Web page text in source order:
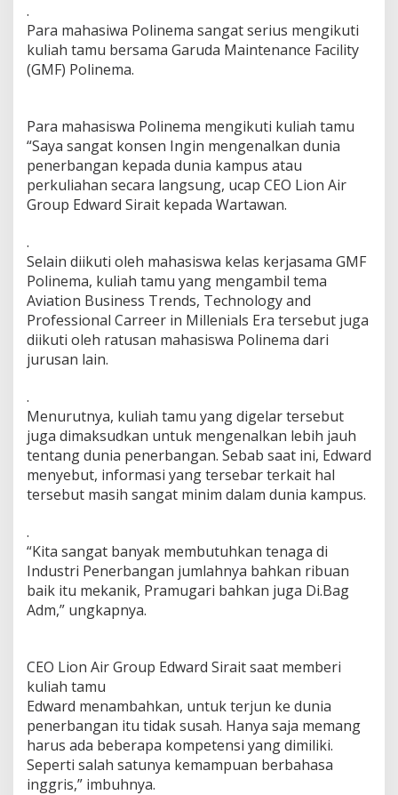
P
o
m
a
T
a
n
d
a
g
a
n
i
a
s
a
m
a
D
g
a
n
L
i
i
G
r
u
p
.
Para mahasiwa Polinema sangat serius mengikuti
kuliah tamu bersama Garuda Maintenance Facility
(GMF) Polinema.
Para mahasiswa Polinema mengikuti kuliah tamu
“Saya sangat konsen Ingin mengenalkan dunia
penerbangan kepada dunia kampus atau
perkuliahan secara langsung, ucap CEO Lion Air
Group Edward Sirait kepada Wartawan.
.
Selain diikuti oleh mahasiswa kelas kerjasama GMF
Polinema, kuliah tamu yang mengambil tema
Aviation Business Trends, Technology and
Professional Carreer in Millenials Era tersebut juga
diikuti oleh ratusan mahasiswa Polinema dari
jurusan lain.
.
Menurutnya, kuliah tamu yang digelar tersebut
juga dimaksudkan untuk mengenalkan lebih jauh
tentang dunia penerbangan. Sebab saat ini, Edward
menyebut, informasi yang tersebar terkait hal
tersebut masih sangat minim dalam dunia kampus.
.
“Kita sangat banyak membutuhkan tenaga di
Industri Penerbangan jumlahnya bahkan ribuan
baik itu mekanik, Pramugari bahkan juga Di.Bag
Adm,” ungkapnya.
CEO Lion Air Group Edward Sirait saat memberi
kuliah tamu
Edward menambahkan, untuk terjun ke dunia
penerbangan itu tidak susah. Hanya saja memang
harus ada beberapa kompetensi yang dimiliki.
Seperti salah satunya kemampuan berbahasa
inggris,” imbuhnya.